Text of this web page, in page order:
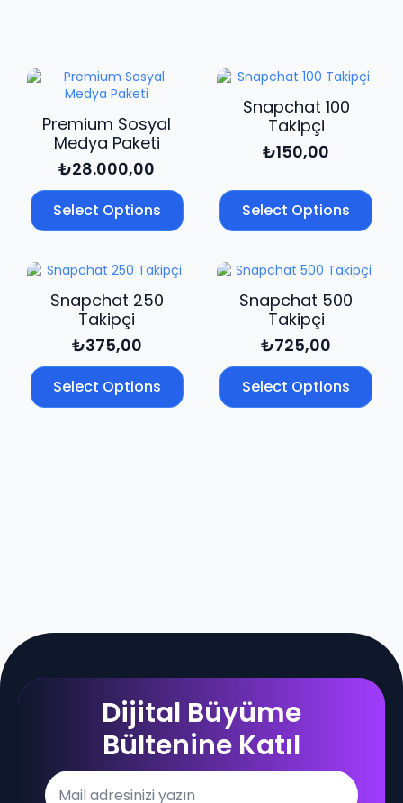
Beğeni
Premium Sosyal
Medya Paketi
₺28.000,00
Select Options
Snapchat 100
Takipçi
₺150,00
Select Options
Snapchat 250
Takipçi
₺375,00
Select Options
Snapchat 500
Takipçi
₺725,00
Select Options
Dijital Büyüme
Bültenine Katıl
Email
*